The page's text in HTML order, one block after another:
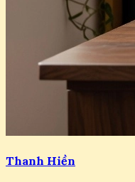
Thanh Hiền